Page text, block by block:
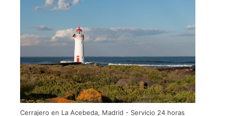
Cerrajero en La Acebeda, Madrid - Servicio 24 horas